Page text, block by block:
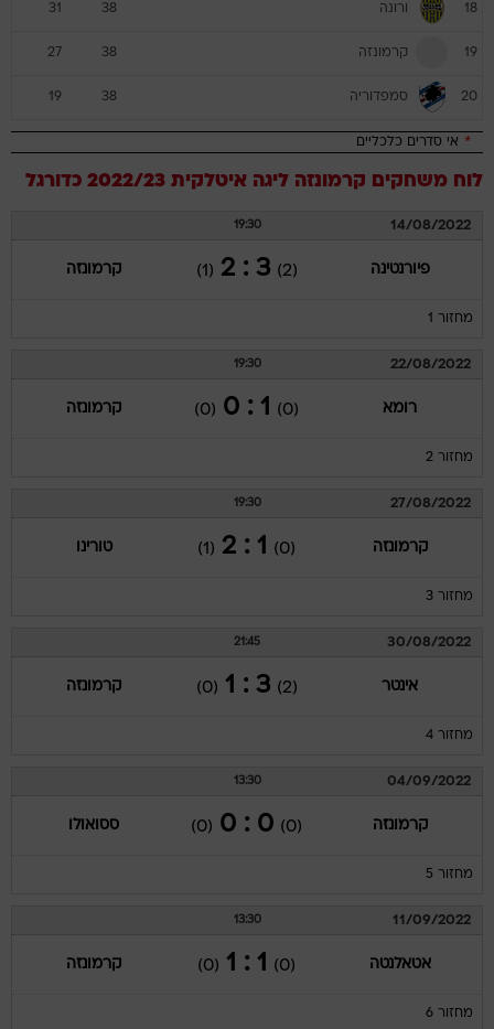
18 ורונה 38
31
19 קרמונזה 38
27
20 סמפדוריה 38
19
* אי סדרים כלכליים
לוח משחקים קרמונזה ליגה איטלקית 2022/23 כדורגל
14/08/2022
19:30
פיורנטינה (2)
3 : 2
(1) קרמונזה
מחזור 1
22/08/2022
19:30
רומא (0)
1 : 0
(0) קרמונזה
מחזור 2
27/08/2022
19:30
קרמונזה (0)
1 : 2
(1) טורינו
מחזור 3
30/08/2022
21:45
אינטר (2)
3 : 1
(0) קרמונזה
מחזור 4
04/09/2022
13:30
קרמונזה (0)
0 : 0
(0) ססואולו
מחזור 5
11/09/2022
13:30
אטאלנטה (0)
1 : 1
(0) קרמונזה
מחזור 6